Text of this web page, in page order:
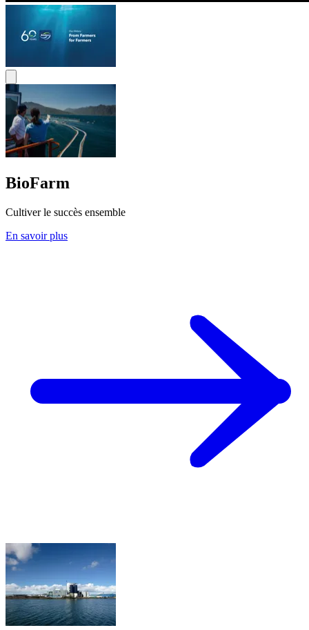
BioFarm
Cultiver le succès ensemble
En savoir plus